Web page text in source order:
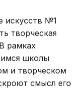
искусств №1
творческая
рамках
школы
и творческом
смысл его